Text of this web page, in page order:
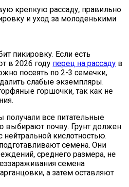
крепкую рассаду, правильно
и уход за молоденькими
пикировку. Если есть
в 2026 году перец на рассаду в
посеять по 2-3 семечки,
слабые экземпляры.
горшочки, так как не
все питательные
выбирают почву. Грунт должен
кислотностью.
семена. Они
среднего размера, не
семена
а затем оставляют